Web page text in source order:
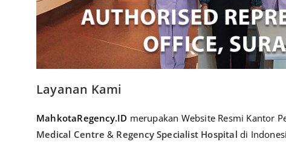
Layanan Kami
MahkotaRegency.ID merupakan Website Resmi Kantor
Medical Centre & Regency Specialist Hospital di